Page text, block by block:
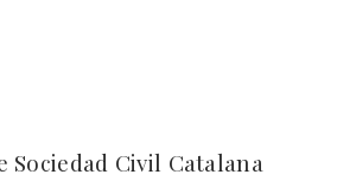
Sociedad Civil Catalana